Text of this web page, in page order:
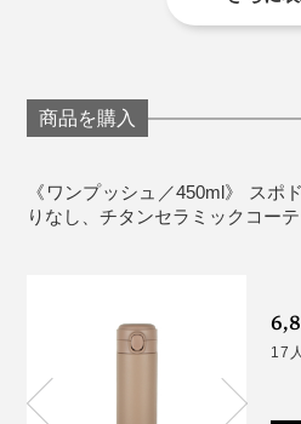
ドリンクを入れて8時間の温
いものは温かく、冷たいもの
しい温度をキープ
します。
さらに、マットな質感が手に
感します。
一方で私は、こまめな水分補
飲み物の味や香りを楽しみた
色合いも上品なので、娘と色
キン］シリコーン
は不可
商品を購入
《ワンプッシュ／450ml》 スポ
りなし、チタンセラミックコー
17